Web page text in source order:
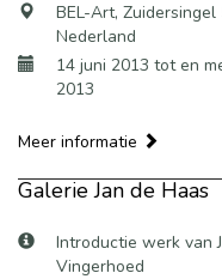
BEL-Art, Zuidersingel
Nederland
14 juni 2013 tot en
2013
Meer informatie
Galerie Jan de Haas
Introductie werk van
Vingerhoed